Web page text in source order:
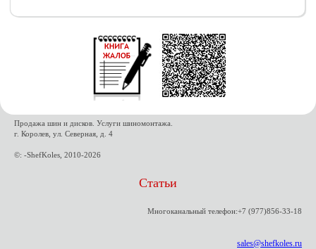
Продажа шин и дисков. Услуги шиномонтажа.
г. Королев, ул. Северная, д. 4
©: -ShefKoles, 2010-2026
Статьи
Многоканальный телефон:+7 (977)856-33-18
sales@shefkoles.ru